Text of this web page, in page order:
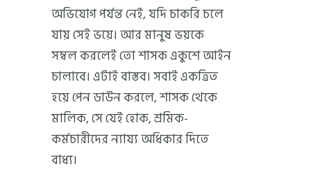
অভিযোগ পর্যন্ত নেই, যদি চাকরি চলে
যায় সেই ভয়ে। আর মানুষ ভয়কে
সম্বল করলেই তো শাসক একুশে আইন
চালাবে। এটাই বাস্তব। সবাই একত্রিত
হয়ে পেন ডাউন করলে, শাসক থেকে
মালিক, সে যেই হোক, শ্রমিক-
কর্মচারীদের ন্যায্য অধিকার দিতে
বাধ্য।